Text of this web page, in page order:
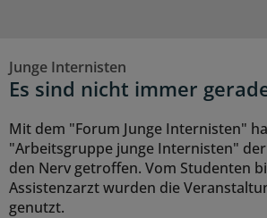
Junge Internisten
Es sind nicht immer
Mit dem "Forum Junge Internisten"
"Arbeitsgruppe junge Internisten"
den Nerv getroffen. Vom Studenten
Assistenzarzt wurden die
genutzt.